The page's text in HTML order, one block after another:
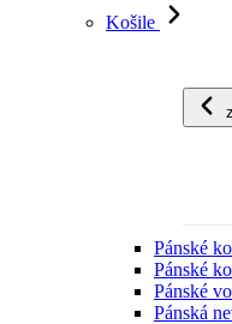
Košile
Pánské
Pánské
Pánské
Pánská